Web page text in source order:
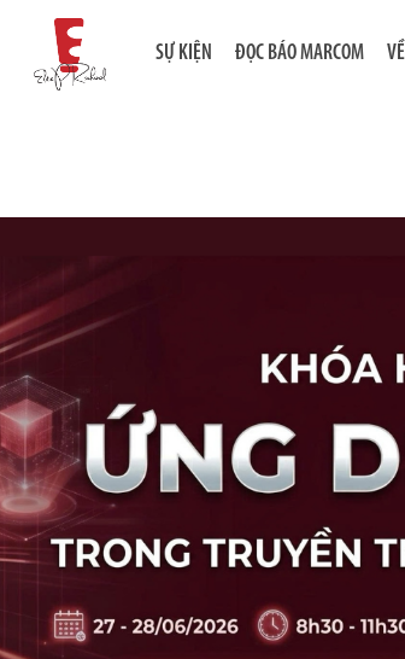
SỰ KIỆN ĐỌC BÁO MARCOM